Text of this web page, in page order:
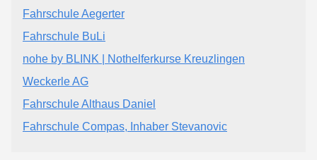
Fahrschule Aegerter
Fahrschule BuLi
nohe by BLINK | Nothelferkurse Kreuzlingen
Weckerle AG
Fahrschule Althaus Daniel
Fahrschule Compas, Inhaber Stevanovic